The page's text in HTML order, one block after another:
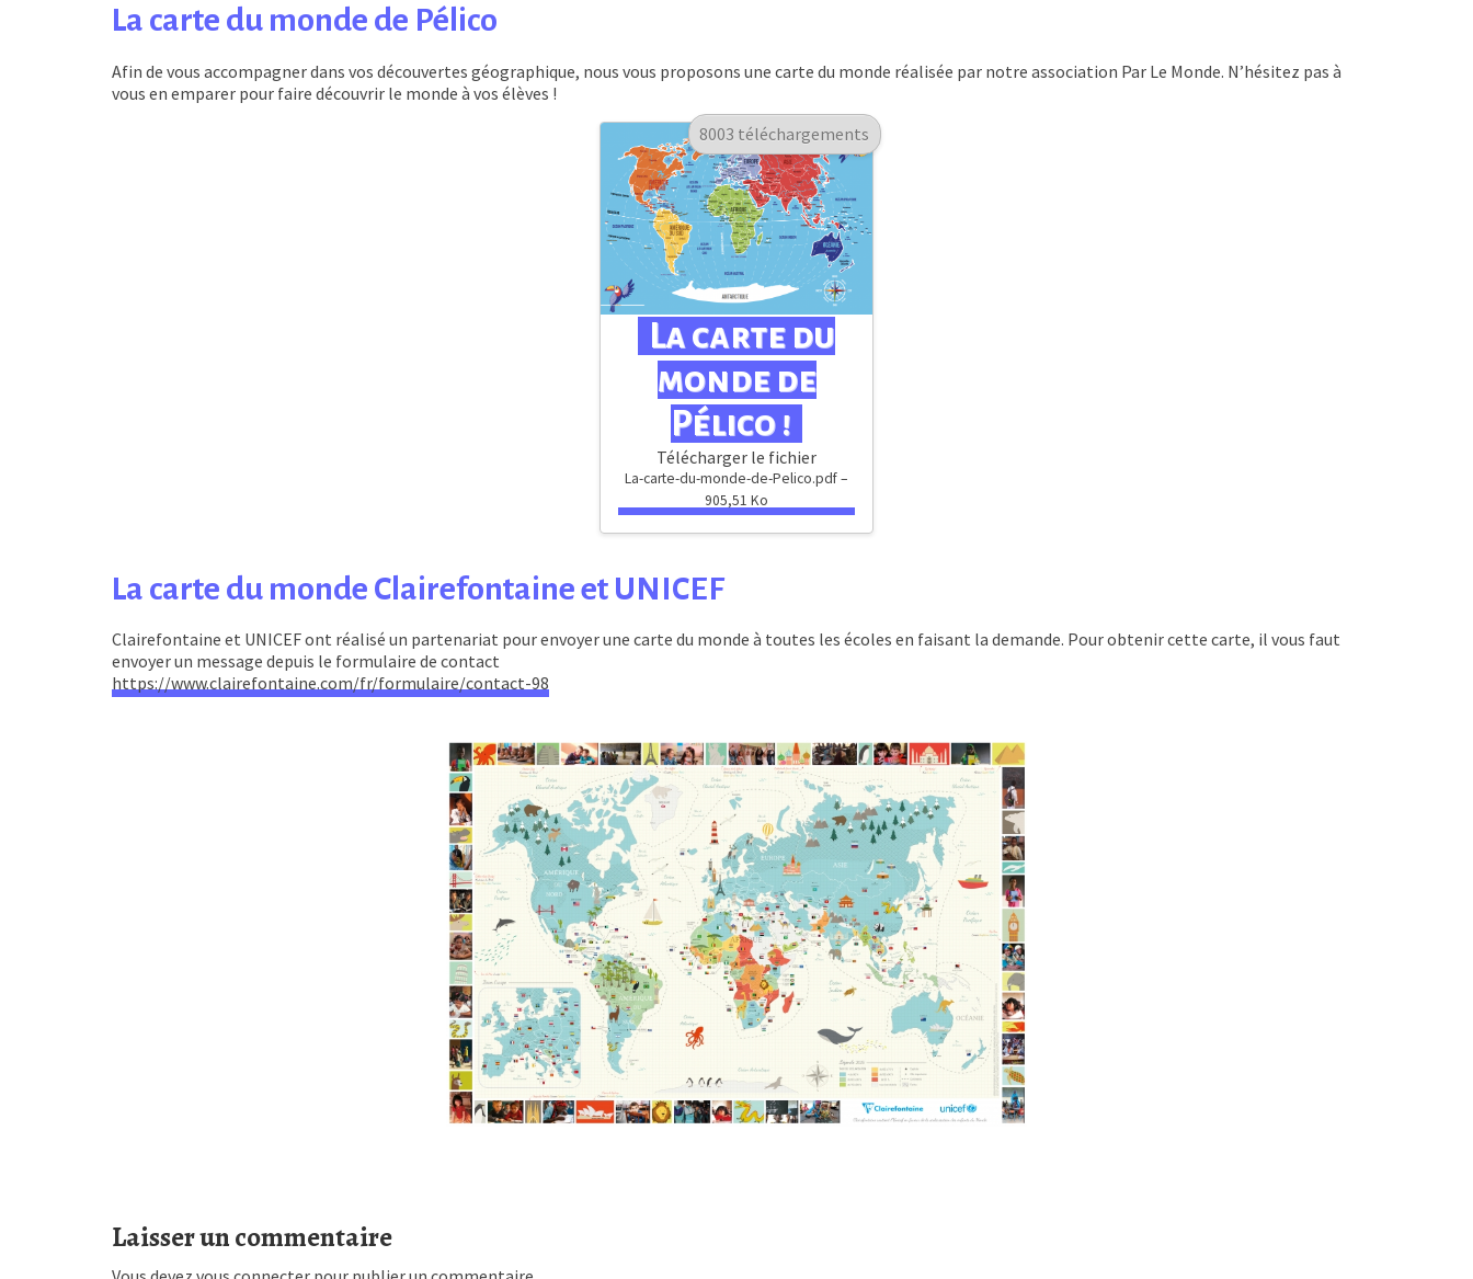
La carte du monde de Pélico
Afin de vous accompagner dans vos découvertes géographique, nous vous proposons une carte du monde réalisée par notre association Par Le Monde. N’hésitez pas à
vous en emparer pour faire découvrir le monde à vos élèves !
8003 téléchargements
La carte du
monde de
Pélico !
Télécharger le fichier
La-carte-du-monde-de-Pelico.pdf –
905,51 Ko
La carte du monde Clairefontaine et UNICEF
Clairefontaine et UNICEF ont réalisé un partenariat pour envoyer une carte du monde à toutes les écoles en faisant la demande. Pour obtenir cette carte, il vous faut
envoyer un message depuis le formulaire de contact
https://www.clairefontaine.com/fr/formulaire/contact-98
Laisser un commentaire